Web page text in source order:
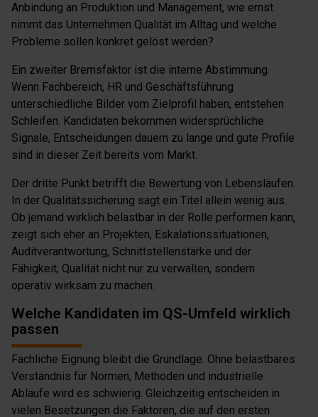
Anbindung an Produktion und Management, wie ernst
nimmt das Unternehmen Qualität im Alltag und welche
Probleme sollen konkret gelöst werden?
Ein zweiter Bremsfaktor ist die interne Abstimmung.
Wenn Fachbereich, HR und Geschäftsführung
unterschiedliche Bilder vom Zielprofil haben, entstehen
Schleifen. Kandidaten bekommen widersprüchliche
Signale, Entscheidungen dauern zu lange und gute Profile
sind in dieser Zeit bereits vom Markt.
Der dritte Punkt betrifft die Bewertung von Lebensläufen.
In der Qualitätssicherung sagt ein Titel allein wenig aus.
Ob jemand wirklich belastbar in der Rolle performen kann,
zeigt sich eher an Projekten, Eskalationssituationen,
Auditverantwortung, Schnittstellenstärke und der
Fähigkeit, Qualität nicht nur zu verwalten, sondern
operativ wirksam zu machen.
Welche Kandidaten im QS-Umfeld wirklich
passen
Fachliche Eignung bleibt die Grundlage. Ohne belastbares
Verständnis für Normen, Methoden und industrielle
Abläufe wird es schwierig. Gleichzeitig entscheiden in
vielen Besetzungen die Faktoren, die auf den ersten